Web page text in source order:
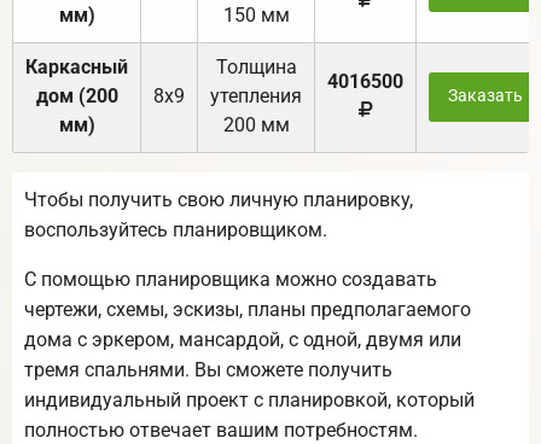
мм)
150 мм
Каркасный
дом (200
мм)
8х9
Толщина
утепления
200 мм
4016500
Заказать
Чтобы получить свою личную планировку,
воспользуйтесь планировщиком.
С помощью планировщика можно создавать
чертежи, схемы, эскизы, планы предполагаемого
дома с эркером, мансардой, с одной, двумя или
тремя спальнями. Вы сможете получить
индивидуальный проект с планировкой, который
полностью отвечает вашим потребностям.